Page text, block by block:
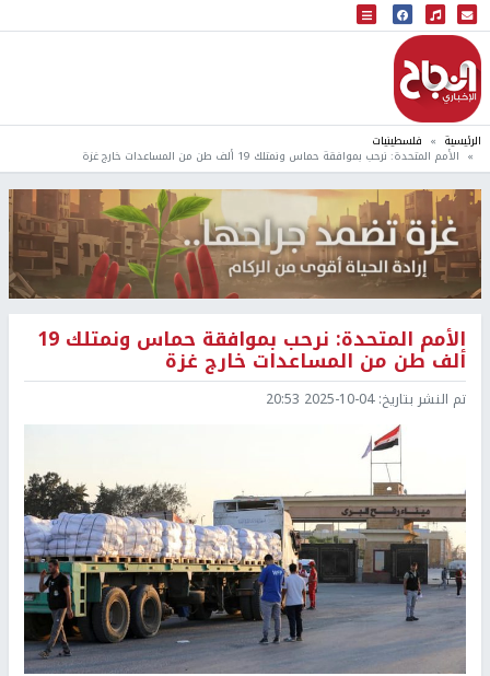
البث المباشر
إذاعة النجاح
الرئيسية فلسطينيات
الأمم المتحدة: نرحب بموافقة حماس ونمتلك 19 ألف طن من المساعدات خارج غزة
الأمم المتحدة: نرحب بموافقة حماس ونمتلك 19
ألف طن من المساعدات خارج غزة
تم النشر بتاريخ:2025-10-04 20:53